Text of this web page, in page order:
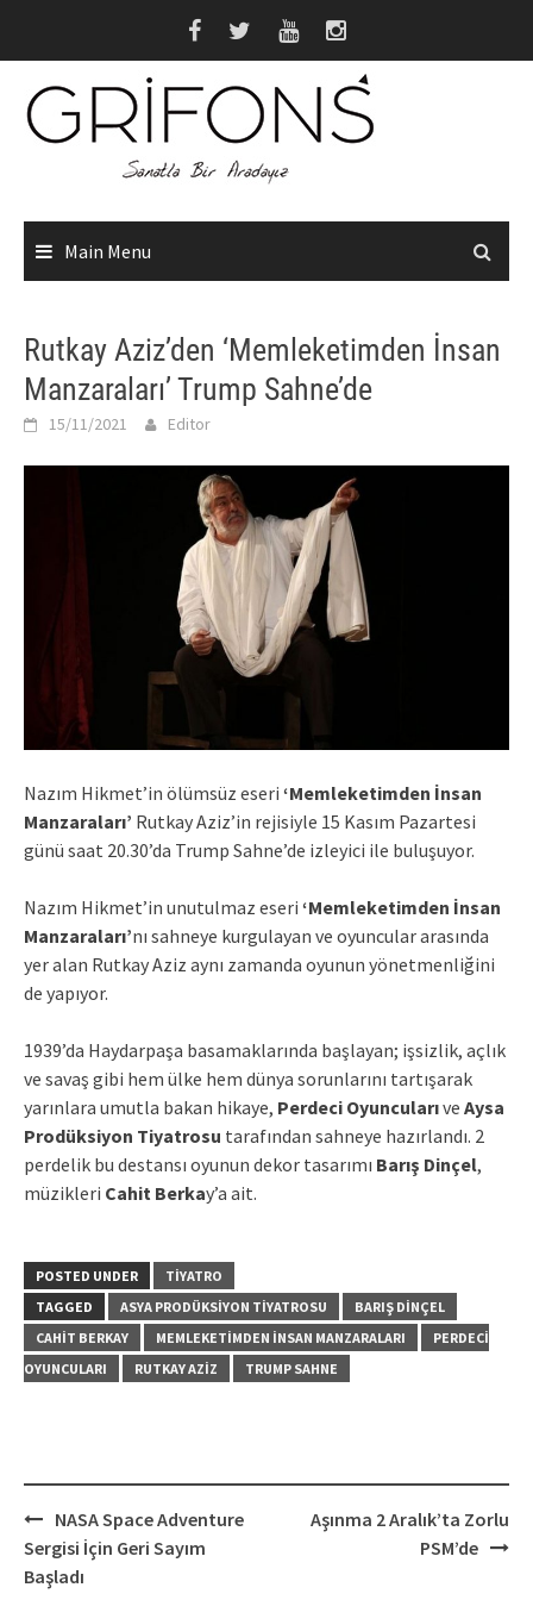
Main Menu
Rutkay Aziz’den ‘Memleketimden İnsan
Manzaraları’ Trump Sahne’de
15/11/2021 Editor
Nazım Hikmet’in ölümsüz eseri ‘Memleketimden İnsan
Manzaraları’ Rutkay Aziz’in rejisiyle 15 Kasım Pazartesi
günü saat 20.30’da Trump Sahne’de izleyici ile buluşuyor.
Nazım Hikmet’in unutulmaz eseri ‘Memleketimden İnsan
Manzaraları’nı sahneye kurgulayan ve oyuncular arasında
yer alan Rutkay Aziz aynı zamanda oyunun yönetmenliğini
de yapıyor.
1939’da Haydarpaşa basamaklarında başlayan; işsizlik, açlık
ve savaş gibi hem ülke hem dünya sorunlarını tartışarak
yarınlara umutla bakan hikaye, Perdeci Oyuncularıve Aysa
Prodüksiyon Tiyatrosu tarafından sahneye hazırlandı. 2
perdelik bu destansı oyunun dekor tasarımı Barış Dinçel,
müzikleri Cahit Berkay’a ait.
POSTED UNDER
TIYATRO
TAGGED
ASYA PRODÜKSIYON TIYATROSU
BARIŞ DINÇEL
CAHIT BERKAY
MEMLEKETIMDEN İNSAN MANZARALARI
PERDECI
OYUNCULARI
RUTKAY AZIZ TRUMP SAHNE
Post
navigation
NASA Space Adventure
Sergisi İçin Geri Sayım
Başladı
Aşınma 2 Aralık’ta Zorlu
PSM’de